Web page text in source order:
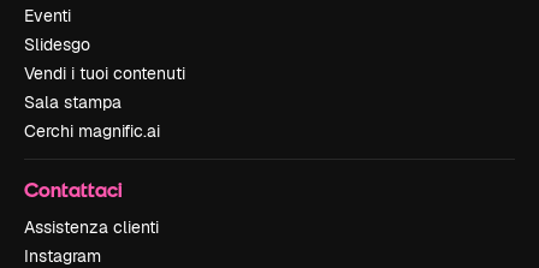
Eventi
Slidesgo
Vendi i tuoi contenuti
Sala stampa
Cerchi magnific.ai
Contattaci
Assistenza clienti
Instagram